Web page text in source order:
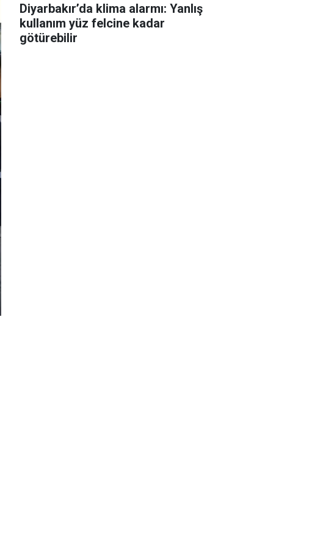
Diyarbakır’da klima alarmı: Yanlış
kullanım yüz felcine kadar
götürebilir